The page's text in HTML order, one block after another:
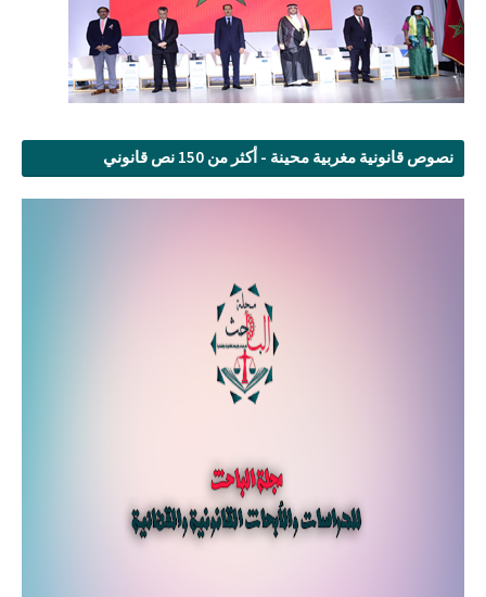
نصوص قانونية مغربية محينة - أكثر من 150 نص قانوني